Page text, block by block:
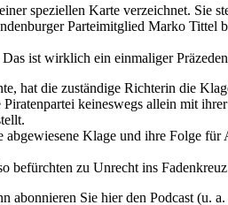
speziellen Karte verzeichnet.
Parteimitglied Marko
ist wirklich ein einmaliger
hat die zuständige Richterin die
keineswegs allein mit
Klage und ihre Folge
befürchten zu Unrecht ins
Sie hier den Podcast (u.